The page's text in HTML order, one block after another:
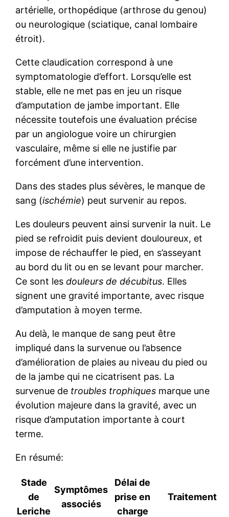
artérielle, orthopédique (arthrose du genou)
ou neurologique (sciatique, canal lombaire
étroit).
Cette claudication correspond à une
symptomatologie d’effort. Lorsqu’elle est
stable, elle ne met pas en jeu un risque
d’amputation de jambe important. Elle
nécessite toutefois une évaluation précise
par un angiologue voire un chirurgien
vasculaire, même si elle ne justifie par
forcément d’une intervention.
Dans des stades plus sévères, le manque de
sang (ischémie) peut survenir au repos.
Les douleurs peuvent ainsi survenir la nuit. Le
pied se refroidit puis devient douloureux, et
impose de réchauffer le pied, en s’asseyant
au bord du lit ou en se levant pour marcher.
Ce sont lesdouleurs de décubitus. Elles
signent une gravité importante, avec risque
d’amputation à moyen terme.
Au delà, le manque de sang peut être
impliqué dans la survenue ou l’absence
d’amélioration de plaies au niveau du pied ou
de la jambe qui ne cicatrisent pas. La
survenue de troubles trophiques marque une
évolution majeure dans la gravité, avec un
risque d’amputation importante à court
terme.
En résumé:
Stade
de
Leriche
Symptômes
associés
Délai de
prise en
charge
Traitement